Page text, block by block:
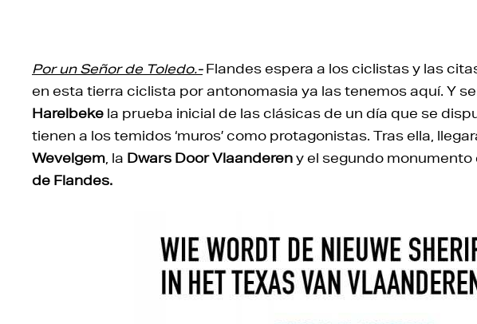
Por un Señor de Toledo.-Flandes espera a los ciclistas y las
en esta tierra ciclista por antonomasia ya las tenemos aquí. Y
Harelbeke la prueba inicial de las clásicas de un día que se
tienen a los temidos ‘muros’ como protagonistas. Tras ella,
Wevelgem , la Dwars Door Vlaandereny el segundo monumento
de Flandes.